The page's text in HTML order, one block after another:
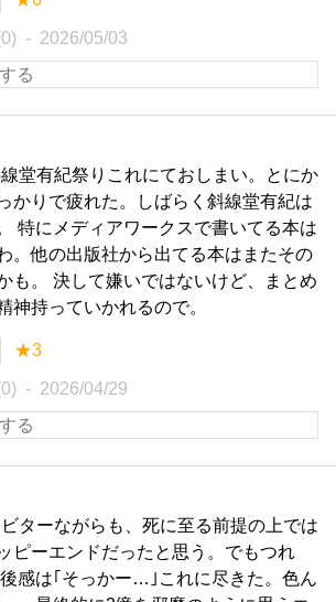
2026/05/03
堂有紀祭りこれにておしまい。とにか
かりで疲れた。しばらく斜線堂有紀は
特にメディアワークスで書いてる本は
。他の出版社から出てる本はまたその
も。 決して嫌いではないけど、まとめ
神持っていかれるので。
★3
2026/04/29
ターながらも、死に至る前提の上では
ピーエンドだったと思う。でもつれ
感は｢そっかー…｣これに尽きた。色ん